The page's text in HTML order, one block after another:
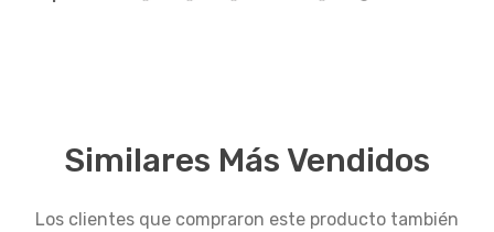
Similares Más Vendidos
Los clientes que compraron este producto también